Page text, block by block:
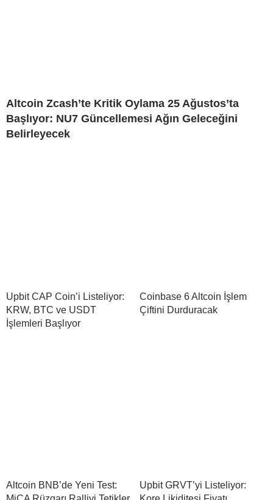
Altcoin Zcash’te Kritik Oylama 25 Ağustos’ta
Başlıyor: NU7 Güncellemesi Ağın Geleceğini
Belirleyecek
Upbit CAP Coin’i Listeliyor:
KRW, BTC ve USDT
İşlemleri Başlıyor
Coinbase 6 Altcoin İşlem
Çiftini Durduracak
Altcoin BNB’de Yeni Test:
Upbit GRVT’yi Listeliyor: